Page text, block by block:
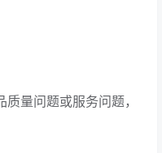
量问题或服务问题，